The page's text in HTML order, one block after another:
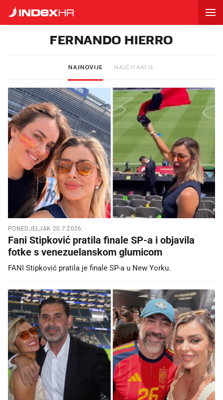
FERNANDO HIERRO
NAJNOVIJE NAJČITANIJE
PONEDJELJAK 20.7.2026.
Fani Stipković pratila finale SP-a i objavila
fotke s venezuelanskom glumicom
FANI Stipković pratila je finale SP-a u New Yorku.